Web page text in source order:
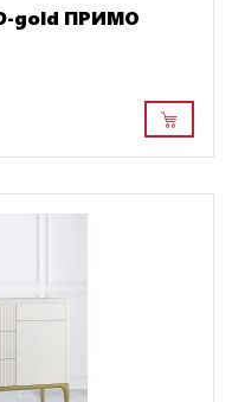
gold ПРИМО